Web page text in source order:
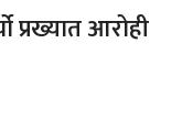
प्रख्यात आरोही